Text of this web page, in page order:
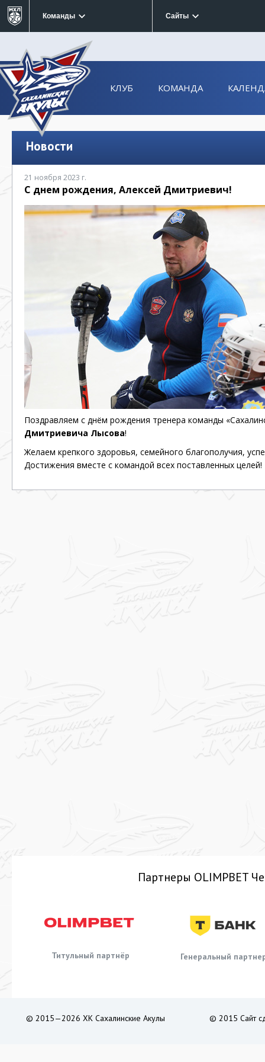
Команды Сайты
КЛУБ КОМАНДА
Новости
21 ноября 2023 г.
С днем рождения, Алексей Дмитриевич!
Поздравляем с днём рождения тренера команды
Дмитриевича Лысова!
Желаем крепкого здоровья, семейного благополучия,
Достижения вместе с командой всех поставленных целей!
Партнеры OLIMPBET
Титульный партнёр Генеральный
© 2015—2026 ХК Сахалинские Акулы © 2015 Сайт